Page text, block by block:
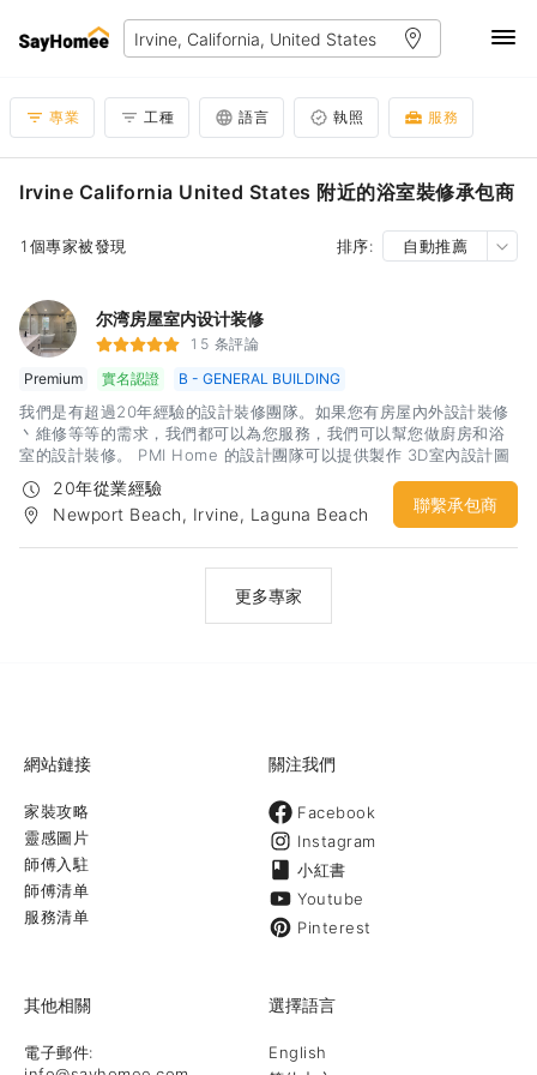
專業 工種 語言 執照 服務
Irvine California United States 附近的浴室裝修承包商
1個專家被發現 排序: 自動推薦
尔湾房屋室内设计装修
15 条評論
Premium
實名認證 B - GENERAL BUILDING
我們是有超過20年經驗的設計裝修團隊。如果您有房屋內外設計裝修
丶維修等等的需求，我們都可以為您服務，我們可以幫您做廚房和浴
室的設計裝修。 PMI Home 的設計團隊可以提供製作 3D室內設計圖
的服務, 能夠幫助您更清楚的了解完工後的視覺效果。無論是小修繕還
是大工程，我們都可以為您服務，我們是具有加州執照的公司。
20年從業經驗
Newport Beach, Irvine, Laguna Beach
聯繫承包商
更多專家
網站鏈接
家裝攻略
靈感圖片
師傅入駐
師傅清单
服務清单
關注我們
Facebook
Instagram
小紅書
Youtube
Pinterest
其他相關
電子郵件:
選擇語言
English